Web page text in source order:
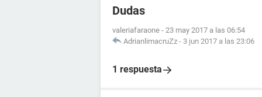
Dudas
valeriafaraone - 23 may 2017 a las 06:54
AdrianlimacruZz - 3 jun 2017 a las 23:06
1 respuesta